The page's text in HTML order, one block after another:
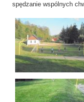
spędzanie wspólnych